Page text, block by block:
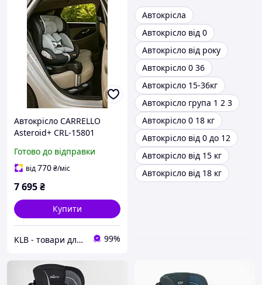
Автокрісло CARRELLO
Asteroid+ CRL-15801
ISOFIX з поворотом та
опорною стійкою /1
Готово до відправки
від770₴/міс
7 695₴
Купити
KLB - товари для дому, дітей та тварин 99%
Автокрісла
Автокрісло від 0
Автокрісло від року
Автокрісло 0 36
Автокрісло 15-36кг
Автокрісло група 1 2 3
Автокрісло 0 18 кг
Автокрісло від 0 до 12
Автокрісло від 15 кг
Автокрісло від 18 кг